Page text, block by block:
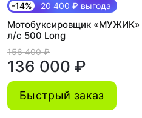
-14% 20 400 ₽ выгода
Мотобуксировщик «МУЖИК»
л/с 500 Long
156 400 ₽
136 000 ₽
Быстрый заказ